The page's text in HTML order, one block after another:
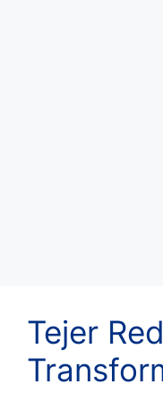
Tejer